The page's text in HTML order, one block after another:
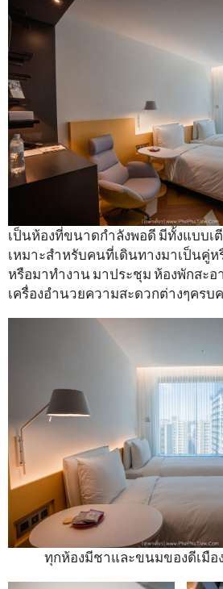
เป็นห้องที่ขนาดกำลังพอดี มีทั้งแบบเ
เหมาะสำหรับคนที่เดินทางมาเป็นคู่ห
หรือมาทำงาน มาประชุม ห้องพักสะอ
เครื่องอำนวยความสะดวกต่างๆครบ
ทุกห้องมีชาและขนมของดีเมือง